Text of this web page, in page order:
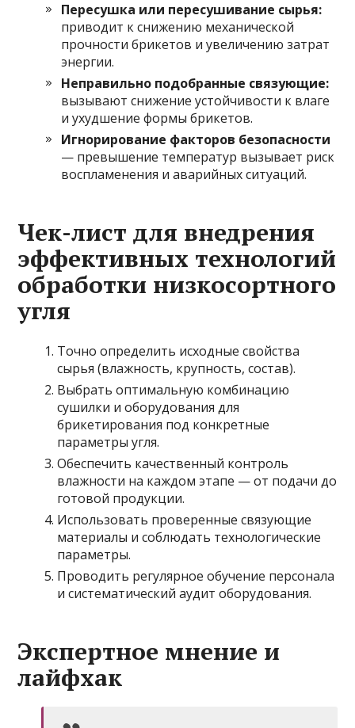
Пересушка или пересушивание сырья:
приводит к снижению механической
прочности брикетов и увеличению затрат
энергии.
Неправильно подобранные связующие:
вызывают снижение устойчивости к влаге
и ухудшение формы брикетов.
Игнорирование факторов безопасности
— превышение температур вызывает риск
воспламенения и аварийных ситуаций.
Чек-лист для внедрения
эффективных технологий
обработки низкосортного
угля
Точно определить исходные свойства
сырья (влажность, крупность, состав).
Выбрать оптимальную комбинацию
сушилки и оборудования для
брикетирования под конкретные
параметры угля.
Обеспечить качественный контроль
влажности на каждом этапе — от подачи до
готовой продукции.
Использовать проверенные связующие
материалы и соблюдать технологические
параметры.
Проводить регулярное обучение персонала
и систематический аудит оборудования.
Экспертное мнение и
лайфхак